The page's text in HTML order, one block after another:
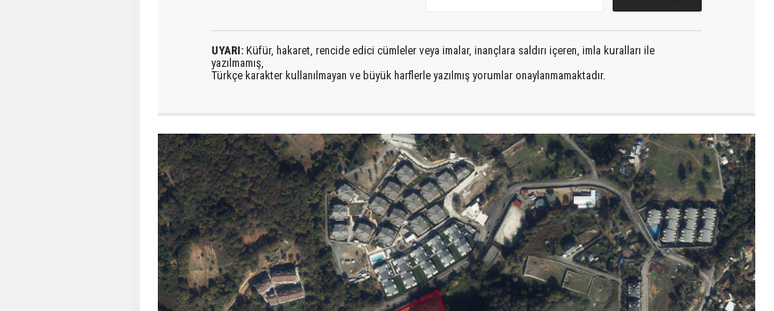
UYARI: Küfür, hakaret, rencide edici cümleler veya imalar, inançlara saldırı içeren, imla kuralları ile
yazılmamış,
Türkçe karakter kullanılmayan ve büyük harflerle yazılmış yorumlar onaylanmamaktadır.